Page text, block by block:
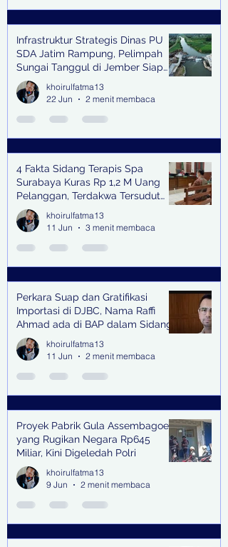
Infrastruktur Strategis Dinas PU
SDA Jatim Rampung, Pelimpah
Sungai Tanggul di Jember Siap
Bangkitkan Swasembada Pangan
dan Pengendali Banjir
khoirulfatma13
22 Jun
2 menit membaca
4 Fakta Sidang Terapis Spa
Surabaya Kuras Rp 1,2 M Uang
Pelanggan, Terdakwa Tersudut
oleh Keterangan Saksi Kunci
khoirulfatma13
11 Jun
3 menit membaca
Perkara Suap dan Gratifikasi
Importasi di DJBC, Nama Raffi
Ahmad ada di BAP dalam Sidang
khoirulfatma13
11 Jun
2 menit membaca
Proyek Pabrik Gula Assembagoes
yang Rugikan Negara Rp645
Miliar, Kini Digeledah Polri
khoirulfatma13
9 Jun
2 menit membaca